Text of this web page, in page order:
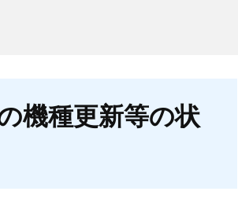
機種更新等の状